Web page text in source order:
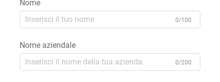
Nome
0/100
Nome aziendale
0/200